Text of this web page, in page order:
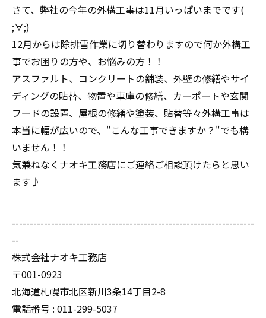
さて、弊社の今年の外構工事は11月いっぱいまでです(
;∀;)
12月からは除排雪作業に切り替わりますので何か外構工
事でお困りの方や、お悩みの方！！
アスファルト、コンクリートの舗装、外壁の修繕やサイ
ディングの貼替、物置や車庫の修繕、カーポートや玄関
フードの設置、屋根の修繕や塗装、貼替等々外構工事は
本当に幅が広いので、"こんな工事できますか？"でも構
いません！！
気兼ねなくナオキ工務店にご連絡ご相談頂けたらと思い
ます♪
--------------------------------------------------------------------
--
株式会社ナオキ工務店
〒001-0923
北海道札幌市北区新川3条14丁目2-8
電話番号 : 011-299-5037